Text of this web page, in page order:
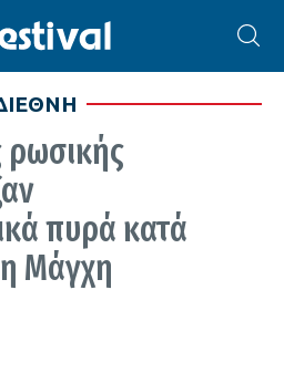
ρωσικής
πυρά κατά
Μάγχη